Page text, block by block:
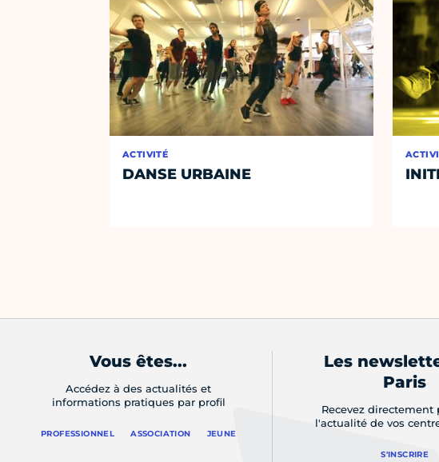
ACTIVITÉ
DANSE URBAINE
Vous êtes...
Accédez à des actualités et
informations pratiques par profil
PROFESSIONNEL ASSOCIATION JEUNE
Les
Paris
Recevez directement
l'actualité de vos
S'INSCRIRE